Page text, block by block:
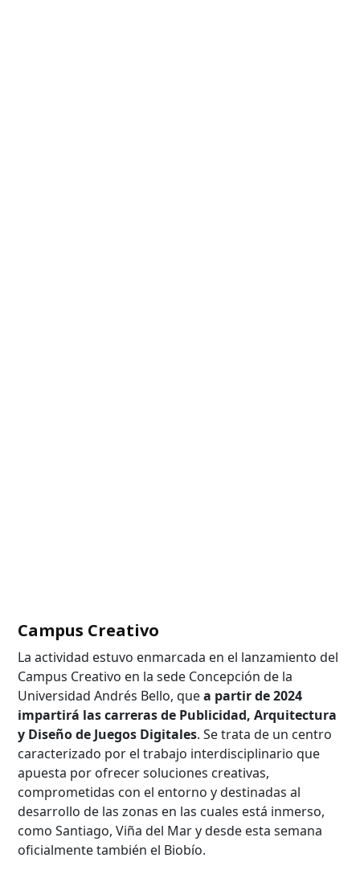
Campus Creativo
La actividad estuvo enmarcada en el lanzamiento del
Campus Creativo en la sede Concepción de la
Universidad Andrés Bello, quea partir de 2024
impartirá las carrerasde Publicidad, Arquitectura
y Diseño de Juegos Digitales. Se trata de un centro
caracterizado por el trabajo interdisciplinario que
apuesta por ofrecer soluciones creativas,
comprometidas con el entorno y destinadas al
desarrollo de las zonas en las cuales está inmerso,
como Santiago, Viña del Mar y desde esta semana
oficialmente también el Biobío.